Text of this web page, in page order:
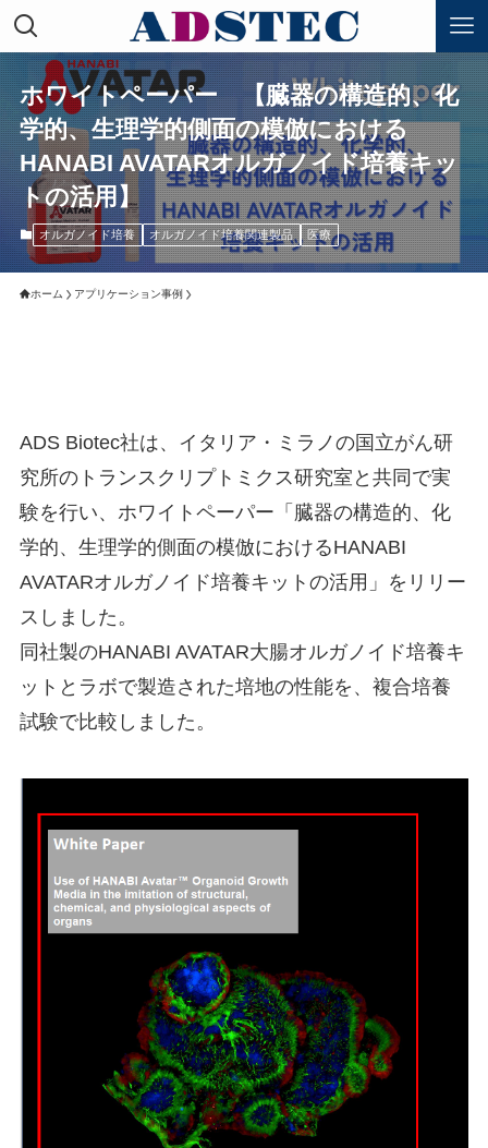
ホワイトペーパー 【臓器の構造的、化
学的、生理学的側面の模倣における
HANABI AVATARオルガノイド培養キッ
トの活用】
オルガノイド培養 オルガノイド培養関連製品 医療
ホーム アプリケーション事例
ADS Biotec社は、イタリア・ミラノの国立がん研
究所のトランスクリプトミクス研究室と共同で実
験を行い、ホワイトペーパー「臓器の構造的、化
学的、生理学的側面の模倣におけるHANABI
AVATARオルガノイド培養キットの活用」をリリー
スしました。
同社製のHANABI AVATAR大腸オルガノイド培養キ
ットとラボで製造された培地の性能を、複合培養
試験で比較しました。